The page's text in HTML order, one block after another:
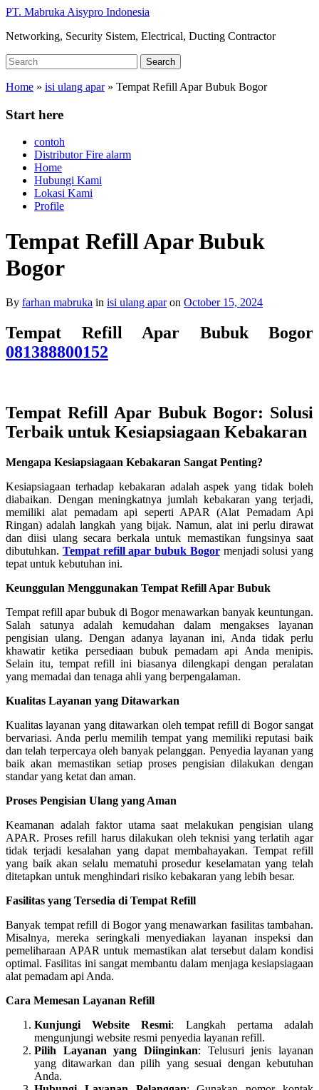
Skip
main
PT. Mabruka Aisypro Indonesia
Networking, Security Sistem, Electrical, Ducting Contractor
Search
for:
Search
Home » isi ulang apar» Tempat Refill Apar Bubuk Bogor
Start here
contoh
Distributor Fire alarm
Home
Hubungi Kami
Lokasi Kami
Profile
Tempat Refill Apar Bubuk
Bogor
By farhan mabruka in isi ulang aparon October 15, 2024
Tempat Refill Apar Bubuk Bogor
081388800152
Tempat Refill Apar Bubuk Bogor: Solusi
Terbaik untuk Kesiapsiagaan Kebakaran
Mengapa Kesiapsiagaan Kebakaran Sangat Penting?
Kesiapsiagaan terhadap kebakaran adalah aspek yang tidak boleh
diabaikan. Dengan meningkatnya jumlah kebakaran yang terjadi,
memiliki alat pemadam api seperti APAR (Alat Pemadam Api
Ringan) adalah langkah yang bijak. Namun, alat ini perlu dirawat
dan diisi ulang secara berkala untuk memastikan fungsinya saat
dibutuhkan. Tempat refill apar bubuk Bogormenjadi solusi yang
tepat untuk kebutuhan ini.
Keunggulan Menggunakan Tempat Refill Apar Bubuk
Tempat refill apar bubuk di Bogor menawarkan banyak keuntungan.
Salah satunya adalah kemudahan dalam mengakses layanan
pengisian ulang. Dengan adanya layanan ini, Anda tidak perlu
khawatir ketika persediaan bubuk pemadam api Anda menipis.
Selain itu, tempat refill ini biasanya dilengkapi dengan peralatan
yang memadai dan tenaga ahli yang berpengalaman.
Kualitas Layanan yang Ditawarkan
Kualitas layanan yang ditawarkan oleh tempat refill di Bogor sangat
bervariasi. Anda perlu memilih tempat yang memiliki reputasi baik
dan telah terpercaya oleh banyak pelanggan. Penyedia layanan yang
baik akan memastikan setiap proses pengisian dilakukan dengan
standar yang ketat dan aman.
Proses Pengisian Ulang yang Aman
Keamanan adalah faktor utama saat melakukan pengisian ulang
APAR. Proses refill harus dilakukan oleh teknisi yang terlatih agar
tidak terjadi kesalahan yang dapat membahayakan. Tempat refill
yang baik akan selalu mematuhi prosedur keselamatan yang telah
ditetapkan untuk menghindari risiko kebakaran yang lebih besar.
Fasilitas yang Tersedia di Tempat Refill
Banyak tempat refill di Bogor yang menawarkan fasilitas tambahan.
Misalnya, mereka seringkali menyediakan layanan inspeksi dan
pemeliharaan APAR untuk memastikan alat tersebut dalam kondisi
optimal. Fasilitas ini sangat membantu dalam menjaga kesiapsiagaan
alat pemadam api Anda.
Cara Memesan Layanan Refill
Kunjungi Website Resmi: Langkah pertama adalah
mengunjungi website resmi penyedia layanan refill.
Pilih Layanan yang Diinginkan: Telusuri jenis layanan
yang ditawarkan dan pilih yang sesuai dengan kebutuhan
Anda.